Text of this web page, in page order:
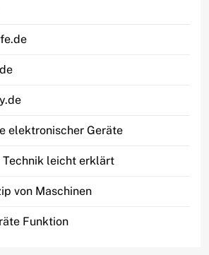
elektronischer Geräte
Technik leicht erklärt
von Maschinen
Funktion